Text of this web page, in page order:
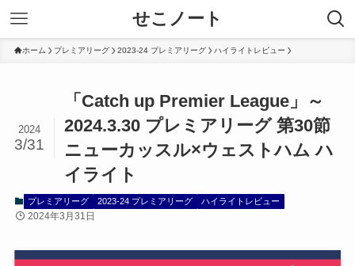
せこノート
ホーム プレミアリーグ 2023-24 プレミアリーグ ハイライトレビュー
「Catch up Premier League」～
2024.3.30 プレミアリーグ 第30節
ニューカッスル×ウェストハム ハ
イライト
2024
3/31
プレミアリーグ 2023-24 プレミアリーグ ハイライトレビュー
2024年3月31日